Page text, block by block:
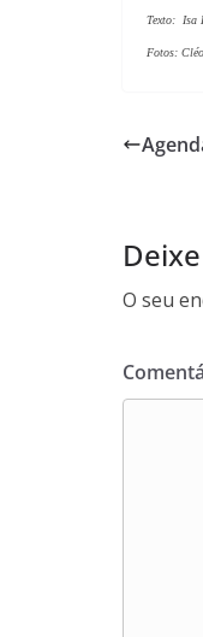
Texto: Isa
Fotos:
O seu